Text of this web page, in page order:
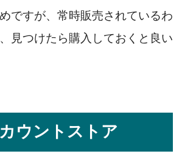
ですが、常時販売されているわ
見つけたら購入しておくと良い
ウントストア